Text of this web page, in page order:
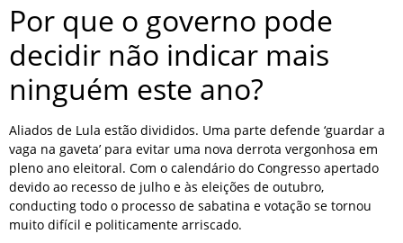
Por que o governo pode
decidir não indicar mais
ninguém este ano?
Aliados de Lula estão divididos. Uma parte defende ‘guardar a
vaga na gaveta’ para evitar uma nova derrota vergonhosa em
pleno ano eleitoral. Com o calendário do Congresso apertado
devido ao recesso de julho e às eleições de outubro,
conducting todo o processo de sabatina e votação se tornou
muito difícil e politicamente arriscado.